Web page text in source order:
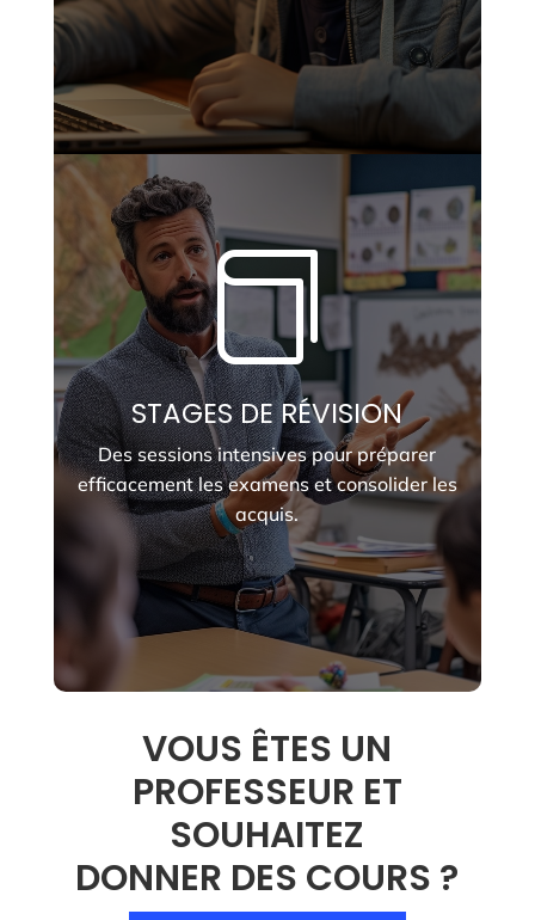

STAGES DE RÉVISION
Des sessions intensives pour préparer
efficacement les examens et consolider les
acquis.
VOUS ÊTES UN
PROFESSEUR ET
SOUHAITEZ
DONNER DES COURS ?